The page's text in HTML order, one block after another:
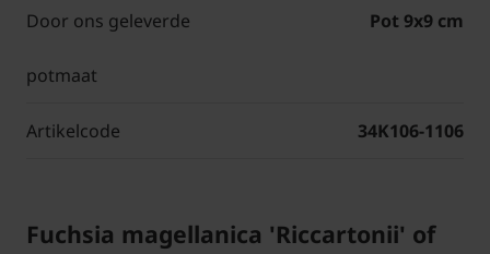
Door ons geleverde
potmaat
Pot 9x9 cm
Artikelcode 34K106-1106
Fuchsia magellanica 'Riccartonii' of